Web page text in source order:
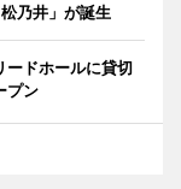
乃井」が誕生
ードホールに貸切
プン